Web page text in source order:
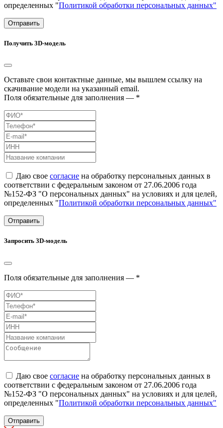
определенных "Политикой обработки персональных данных"
Отправить
Получить 3D-модель
Оставьте свои контактные данные, мы вышлем ссылку на
скачивание модели на указанный email.
Поля обязательные для заполнения — *
Даю свое согласие на обработку персональных данных в
соответствии с федеральным законом от 27.06.2006 года
№152-ФЗ "О персональных данных" на условиях и для целей,
определенных "Политикой обработки персональных данных"
Отправить
Запросить 3D-модель
Поля обязательные для заполнения — *
Даю свое согласие на обработку персональных данных в
соответствии с федеральным законом от 27.06.2006 года
№152-ФЗ "О персональных данных" на условиях и для целей,
определенных "Политикой обработки персональных данных"
Отправить